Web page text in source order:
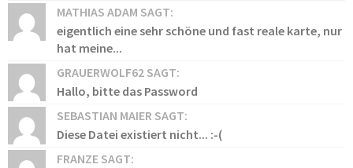
MATHIAS ADAM SAGT:
eigentlich eine sehr schöne und fast reale karte, nur
hat meine...
GRAUERWOLF62 SAGT:
Hallo, bitte das Password
SEBASTIAN MAIER SAGT:
Diese Datei existiert nicht... :-(
FRANZE SAGT: